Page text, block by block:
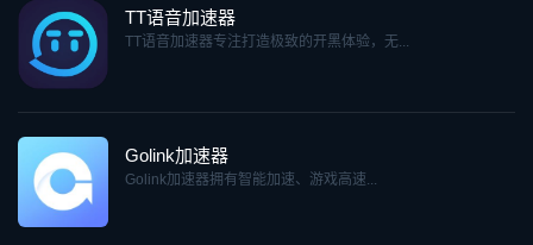
TT语音加速器
TT语音加速器专注打造极致的开黑体验，无...
Golink加速器
Golink加速器拥有智能加速、游戏高速...